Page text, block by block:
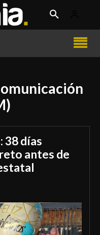
38 días
antes de